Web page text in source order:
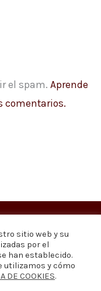
el spam.Aprende
comentarios.
20 Noticias
1.095
somos
sitio web y su
por el
han establecido.
utilizamos y cómo
DE COOKIES.